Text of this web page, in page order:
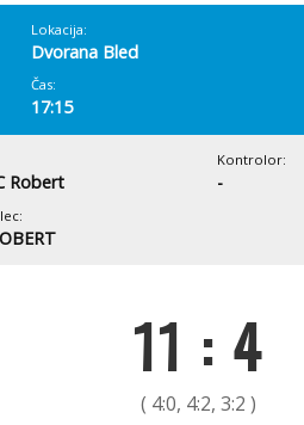
Lokacija:
Dvorana Bled
Čas:
17:15
Robert
Kontrolor:
-
11 : 4
( 4:0, 4:2, 3:2 )